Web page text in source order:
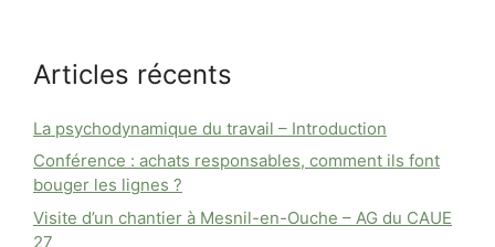
Articles récents
La psychodynamique du travail – Introduction
Conférence : achats responsables, comment ils font
bouger les lignes ?
Visite d’un chantier à Mesnil-en-Ouche – AG du CAUE
27